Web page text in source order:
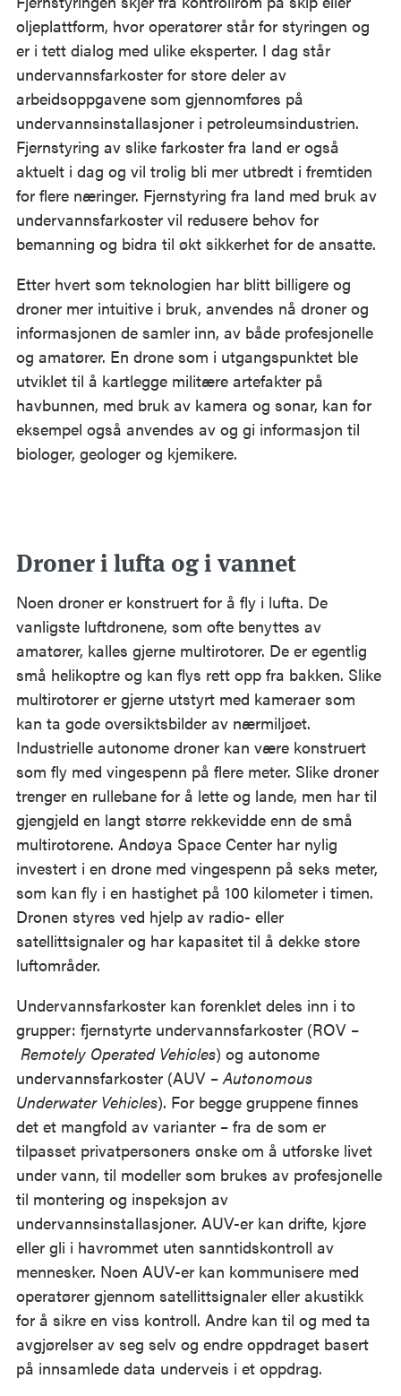
oljeplattform, hvor operatører står for styringen og
er i tett dialog med ulike eksperter. I dag står
undervannsfarkoster for store deler av
arbeidsoppgavene som gjennomføres på
undervannsinstallasjoner i petroleumsindustrien.
Fjernstyring av slike farkoster fra land er også
aktuelt i dag og vil trolig bli mer utbredt i fremtiden
for flere næringer. Fjernstyring fra land med bruk av
undervannsfarkoster vil redusere behov for
bemanning og bidra til økt sikkerhet for de ansatte.
Etter hvert som teknologien har blitt billigere og
droner mer intuitive i bruk, anvendes nå droner og
informasjonen de samler inn, av både profesjonelle
og amatører. En drone som i utgangspunktet ble
utviklet til å kartlegge militære artefakter på
havbunnen, med bruk av kamera og sonar, kan for
eksempel også anvendes av og gi informasjon til
biologer, geologer og kjemikere.
Droner i lufta og i vannet
Noen droner er konstruert for å fly i lufta. De
vanligste luftdronene, som ofte benyttes av
amatører, kalles gjerne multirotorer. De er egentlig
små helikoptre og kan flys rett opp fra bakken. Slike
multirotorer er gjerne utstyrt med kameraer som
kan ta gode oversiktsbilder av nærmiljøet.
Industrielle autonome droner kan være konstruert
som fly med vingespenn på flere meter. Slike droner
trenger en rullebane for å lette og lande, men har til
gjengjeld en langt større rekkevidde enn de små
multirotorene. Andøya Space Center har nylig
investert i en drone med vingespenn på seks meter,
som kan fly i en hastighet på 100 kilometer i timen.
Dronen styres ved hjelp av radio- eller
satellittsignaler og har kapasitet til å dekke store
luftområder.
Undervannsfarkoster kan forenklet deles inn i to
grupper: fjernstyrte undervannsfarkoster (ROV –
Remotely Operated Vehicles) og autonome
undervannsfarkoster (AUV –Autonomous
Underwater Vehicles). For begge gruppene finnes
det et mangfold av varianter – fra de som er
tilpasset privatpersoners ønske om å utforske livet
under vann, til modeller som brukes av profesjonelle
til montering og inspeksjon av
undervannsinstallasjoner. AUV-er kan drifte, kjøre
eller gli i havrommet uten sanntidskontroll av
mennesker. Noen AUV-er kan kommunisere med
operatører gjennom satellittsignaler eller akustikk
for å sikre en viss kontroll. Andre kan til og med ta
avgjørelser av seg selv og endre oppdraget basert
på innsamlede data underveis i et oppdrag.